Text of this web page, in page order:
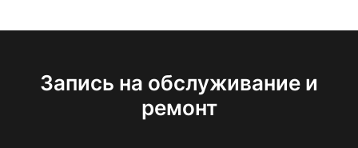
Запись на обслуживание и
ремонт